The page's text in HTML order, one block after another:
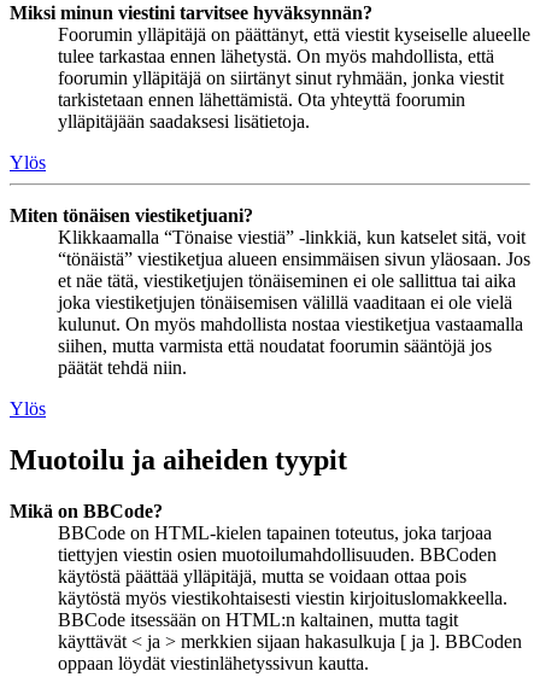
Miksi minun viestini tarvitsee hyväksynnän?
Foorumin ylläpitäjä on päättänyt, että viestit kyseiselle alueelle
tulee tarkastaa ennen lähetystä. On myös mahdollista, että
foorumin ylläpitäjä on siirtänyt sinut ryhmään, jonka viestit
tarkistetaan ennen lähettämistä. Ota yhteyttä foorumin
ylläpitäjään saadaksesi lisätietoja.
Ylös
Miten tönäisen viestiketjuani?
Klikkaamalla “Tönaise viestiä” -linkkiä, kun katselet sitä, voit
“tönäistä” viestiketjua alueen ensimmäisen sivun yläosaan. Jos
et näe tätä, viestiketjujen tönäiseminen ei ole sallittua tai aika
joka viestiketjujen tönäisemisen välillä vaaditaan ei ole vielä
kulunut. On myös mahdollista nostaa viestiketjua vastaamalla
siihen, mutta varmista että noudatat foorumin sääntöjä jos
päätät tehdä niin.
Ylös
Muotoilu ja aiheiden tyypit
Mikä on BBCode?
BBCode on HTML-kielen tapainen toteutus, joka tarjoaa
tiettyjen viestin osien muotoilumahdollisuuden. BBCoden
käytöstä päättää ylläpitäjä, mutta se voidaan ottaa pois
käytöstä myös viestikohtaisesti viestin kirjoituslomakkeella.
BBCode itsessään on HTML:n kaltainen, mutta tagit
käyttävät < ja > merkkien sijaan hakasulkuja [ ja ]. BBCoden
oppaan löydät viestinlähetyssivun kautta.